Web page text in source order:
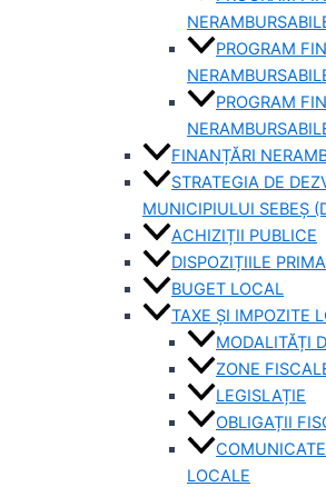
PROGRAM
PROGRAM
FINANȚĂRI
STRATEGIA DE
MUNICIPIULUI SEBEȘ
ACHIZIȚII PUBLICE
DISPOZIȚIILE
BUGET LOCAL
TAXE ȘI IMPOZITE
MODALITĂȚI
ZONE
LEGISLAȚIE
OBLIGAȚII
LOCALE